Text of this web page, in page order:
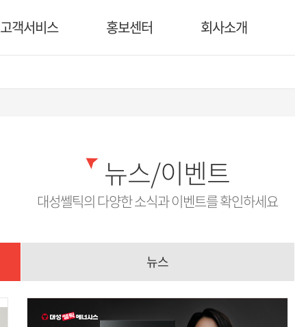
고객서비스 홍보센터 회사소개
뉴스/이벤트
대성쎌틱의 다양한 소식과 이벤트를 확인하세요
뉴스